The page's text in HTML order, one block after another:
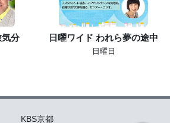
分 日曜ワイド われら夢の途中
日曜日
KBS京都